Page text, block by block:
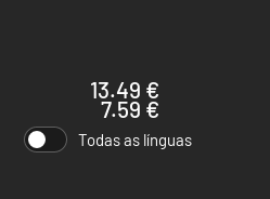
13.49 €
7.59 €
Todas as línguas